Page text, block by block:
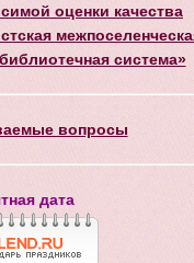
оценки качества
система»
вопросы
дата